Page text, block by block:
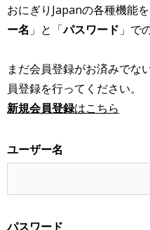
おにぎりJapanの各種機能
ー名 」と「パスワード 」で
まだ会員登録がお済みでな
員登録を行ってください。
新規会員登録はこちら
ユーザー名
パスワード